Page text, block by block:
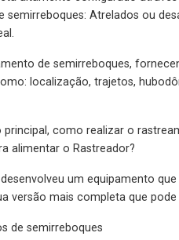
Atrelados ou
de semirreboques,
localização, trajetos,
como realizar o
alimentar o Rastreador?
um equipamento
versão mais completa que pode
de semirreboques